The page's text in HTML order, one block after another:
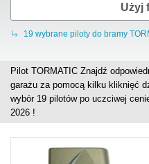
Użyj
19 wybrane piloty do bramy
Pilot TORMATIC Znajdź
garażu za pomocą kilku kliknięć
wybór 19 pilotów po uczciwej
2026 !